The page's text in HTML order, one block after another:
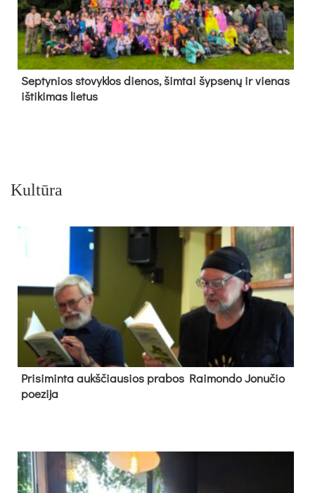
Sep­ty­nios sto­vyk­los die­nos, šim­tai šyp­se­nų ir vie­nas
iš­ti­ki­mas lie­tus
Kultūra
Pri­si­min­ta aukš­čiau­sios pra­bos Rai­mon­do Jo­nu­čio
poe­zi­ja